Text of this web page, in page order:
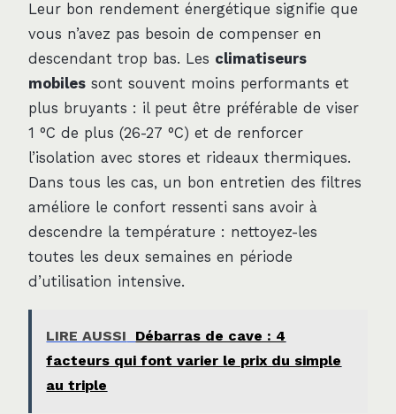
Leur bon rendement énergétique signifie que
vous n’avez pas besoin de compenser en
descendant trop bas. Les climatiseurs
mobiles sont souvent moins performants et
plus bruyants : il peut être préférable de viser
1 °C de plus (26-27 °C) et de renforcer
l’isolation avec stores et rideaux thermiques.
Dans tous les cas, un bon entretien des filtres
améliore le confort ressenti sans avoir à
descendre la température : nettoyez-les
toutes les deux semaines en période
d’utilisation intensive.
LIRE AUSSI
Débarras de cave : 4
facteurs qui font varier le prix du simple
au triple